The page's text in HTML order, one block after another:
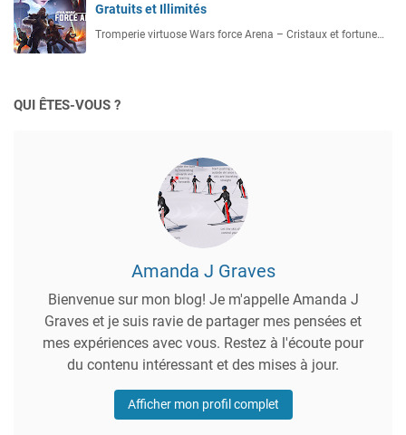
Gratuits et Illimités
Tromperie virtuose Wars force Arena – Cristaux et fortune…
QUI ÊTES-VOUS ?
Amanda J Graves
Bienvenue sur mon blog! Je m'appelle Amanda J
Graves et je suis ravie de partager mes pensées et
mes expériences avec vous. Restez à l'écoute pour
du contenu intéressant et des mises à jour.
Afficher mon profil complet